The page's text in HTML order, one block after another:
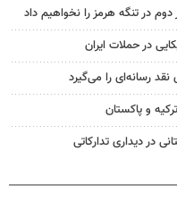
در تنگه هرمز را نخواهیم داد
رسانه‌ای را می‌گیرد
و پاکستان
در دیداری تدارکاتی